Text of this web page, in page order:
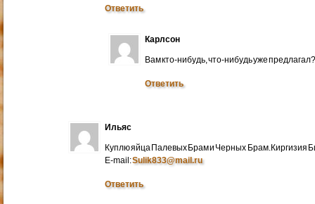
Ответить
Карлсон
Вам кто-нибудь, что-нибудь уже
Ответить
Ильяс
Куплю яйца Палевых Брам и Черных Брам.Киргизия
E-mail:Sulik833@mail.ru
Ответить